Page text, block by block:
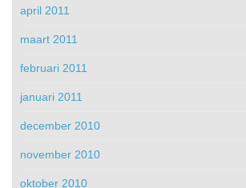
april 2011
maart 2011
februari 2011
januari 2011
december 2010
november 2010
oktober 2010